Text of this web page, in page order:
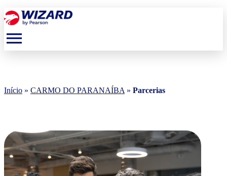
menu
Início » CARMO DO PARANAÍBA » Parcerias